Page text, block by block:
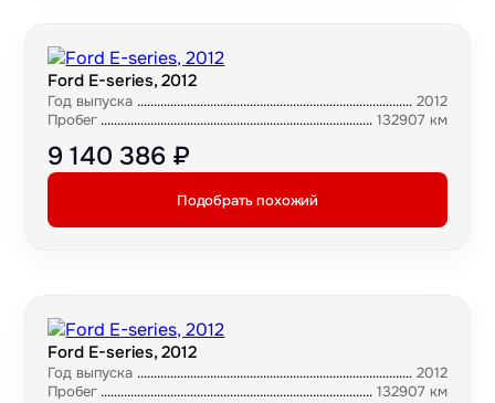
Ford E-series, 2012
Год выпуска
2012
Пробег
132907 км
9 140 386 ₽
Подобрать похожий
Ford E-series, 2012
Год выпуска
2012
Пробег
132907 км